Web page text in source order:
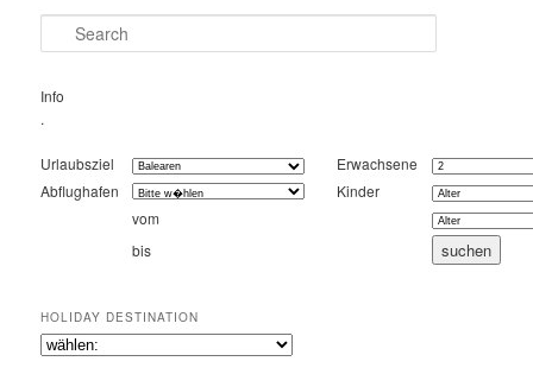
Search
Info
.
Urlaubsziel
Erwachsene
Abflughafen
Kinder
vom
bis
HOLIDAY DESTINATION